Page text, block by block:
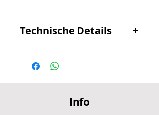
Technische Details
Lagertemperatur: -20 bis 60 °C
Ladespannung: DC 5V/2A
Ausgangsspannung: DC 5V/1A
Info